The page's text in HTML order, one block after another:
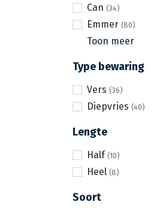
Can
Emmer
Toon meer
Type bewaring
Vers
Diepvries
Lengte
Half
Heel
Soort